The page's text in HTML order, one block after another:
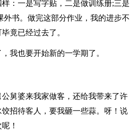
：一是写字贴，二是做训练册;三是
外书。做完这部分作业，我的进步不
竟已经过去了。
我也要开始新的一学期了。
舅婆来我家做客，还给我带来了许
招待客人，要我砸一些蒜。呀！说
！